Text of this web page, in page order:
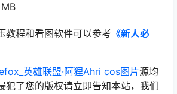
MB
教程和看图软件可以参考 《新人必
英雄联盟·阿狸Ahri cos图片源均
犯了您的版权请立即告知本站，我们